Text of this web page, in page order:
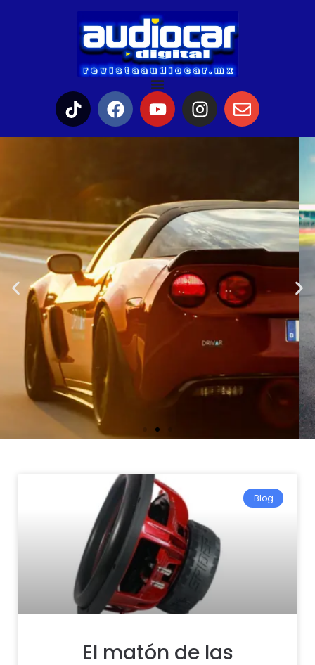
Encabezado de la
diapositiva 2
Lorem Fistrum Por La Gloria De Mi
Madre Esse Jarl Aliqua Llevame Al
Sircoo.
Blog
El matón de las